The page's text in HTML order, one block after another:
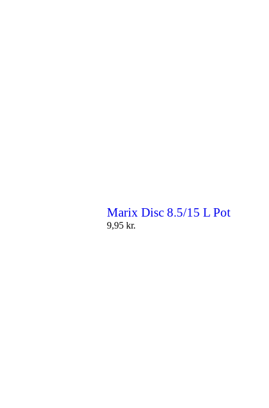
Marix Disc 8.5/15 L Pot
9,95 kr.